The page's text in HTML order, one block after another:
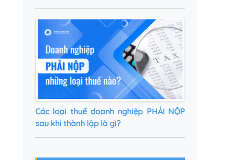
Các loại thuế doanh nghiệp PHẢI NỘP
sau khi thành lập là gì?